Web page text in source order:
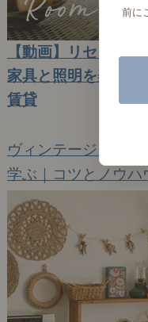
【動画】リセノル
家具と照明を楽しむ
賃貸
ヴィンテージと名
学ぶ｜コツとノウハ
前に